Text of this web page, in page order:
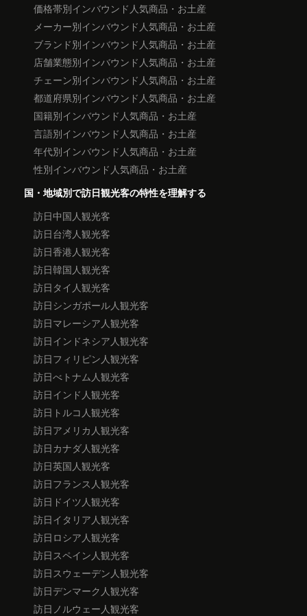
価格帯別インバウンド人気商品・お土産
メーカー別インバウンド人気商品・お土産
ブランド別インバウンド人気商品・お土産
店舗業態別インバウンド人気商品・お土産
チェーン別インバウンド人気商品・お土産
都道府県別インバウンド人気商品・お土産
国籍別インバウンド人気商品・お土産
言語別インバウンド人気商品・お土産
年代別インバウンド人気商品・お土産
性別インバウンド人気商品・お土産
国・地域別で訪日観光客の特性を理解する
訪日中国人観光客
訪日台湾人観光客
訪日香港人観光客
訪日韓国人観光客
訪日タイ人観光客
訪日シンガポール人観光客
訪日マレーシア人観光客
訪日インドネシア人観光客
訪日フィリピン人観光客
訪日べトナム人観光客
訪日インド人観光客
訪日トルコ人観光客
訪日アメリカ人観光客
訪日カナダ人観光客
訪日英国人観光客
訪日フランス人観光客
訪日ドイツ人観光客
訪日イタリア人観光客
訪日ロシア人観光客
訪日スペイン人観光客
訪日スウェーデン人観光客
訪日デンマーク人観光客
訪日ノルウェー人観光客